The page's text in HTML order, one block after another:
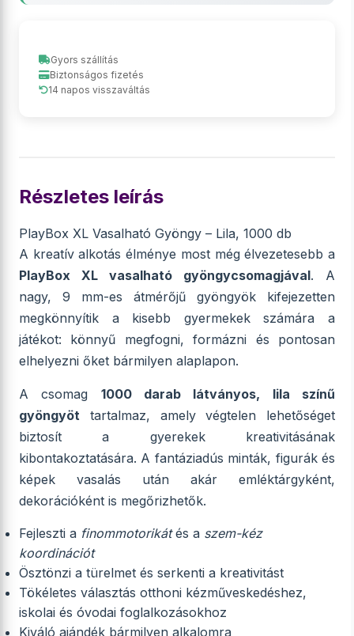
Gyors szállítás
Biztonságos fizetés
14 napos visszaváltás
Részletes leírás
PlayBox XL Vasalható Gyöngy – Lila, 1000 db
A kreatív alkotás élménye most még élvezetesebb a
PlayBox XL vasalható gyöngycsomagjával. A
nagy, 9 mm-es átmérőjű gyöngyök kifejezetten
megkönnyítik a kisebb gyermekek számára a
játékot: könnyű megfogni, formázni és pontosan
elhelyezni őket bármilyen alaplapon.
A csomag 1000 darab látványos, lila színű
gyöngyöt tartalmaz, amely végtelen lehetőséget
biztosít a gyerekek kreativitásának
kibontakoztatására. A fantáziadús minták, figurák és
képek vasalás után akár emléktárgyként,
dekorációként is megőrizhetők.
Fejleszti a finommotorikátés a szem-kéz
koordinációt
Ösztönzi a türelmet és serkenti a kreativitást
Tökéletes választás otthoni kézműveskedéshez,
iskolai és óvodai foglalkozásokhoz
Kiváló ajándék bármilyen alkalomra